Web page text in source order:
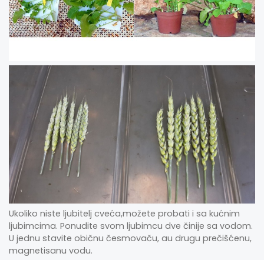
Ukoliko niste ljubitelj cveća,možete probati i sa kućnim
ljubimcima. Ponudite svom ljubimcu dve činije sa vodom.
U jednu stavite običnu česmovaču, au drugu prečišćenu,
magnetisanu vodu.